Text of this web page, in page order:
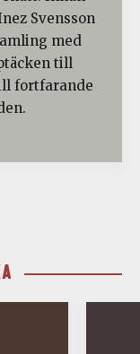
Svensson
med
till
fortfarande